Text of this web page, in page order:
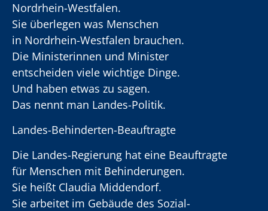
Nordrhein-Westfalen.
Sie überlegen was Menschen
in Nordrhein-Westfalen brauchen.
Die Ministerinnen und Minister
entscheiden viele wichtige Dinge.
Und haben etwas zu sagen.
Das nennt man Landes-Politik.
Landes-Behinderten-Beauftragte
Die Landes-Regierung hat eine Beauftragte
für Menschen mit Behinderungen.
Sie heißt Claudia Middendorf.
Sie arbeitet im Gebäude des Sozial-